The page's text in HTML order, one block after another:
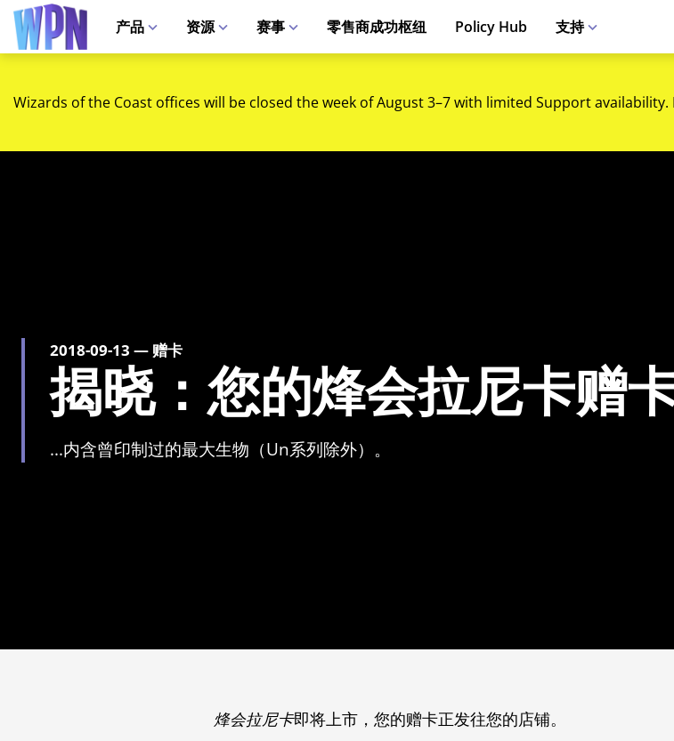
产品 资源 赛事 零售商成功枢纽 Policy Hub 支持
Wizards of the Coast offices will be closed the week of August 3–7 with limited Support
2018-09-13 — 赠卡
揭晓：您的烽会拉尼卡赠
...内含曾印制过的最大生物（Un系列除外）。
烽会拉尼卡即将上市，您的赠卡正发往您的店铺。